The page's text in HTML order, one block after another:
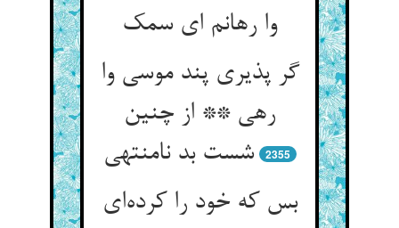
وا رهانم ای سمک
گر پذیری پند موسی وا
رهی ** از چنین
شست بد نامنتهی
2355
بس که خود را کرده‌ای